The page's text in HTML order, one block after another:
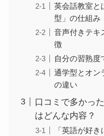
英会話教室と
型」の仕組み
音声付きテキ
徴
自分の習熟度
通学型とオン
の違い
口コミで多かっ
はどんな内容？
「英語が好